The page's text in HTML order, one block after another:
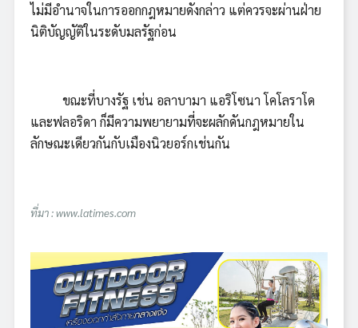
ไม่มีอำนาจในการออกกฎหมายดังกล่าว แต่ควรจะผ่านฝ่าย
นิติบัญญัติในระดับมลรัฐก่อน
ขณะที่บางรัฐ เช่น อลาบามา แอริโซนา โคโลราโด
และฟลอริดา ก็มีความพยายามที่จะผลักดันกฎหมายใน
ลักษณะเดียวกันกับเมืองนิวยอร์กเช่นกัน
ที่มา : www.latimes.com